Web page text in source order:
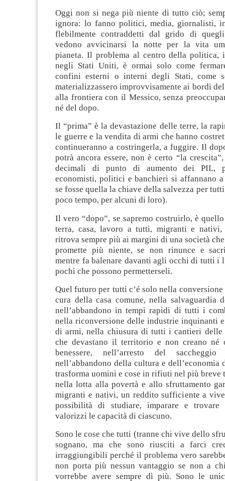
Oggi non si nega più niente di tutto ciò;
ignora: lo fanno politici, media, giornalisti,
flebilmente contraddetti dal grido di
vedono avvicinarsi la notte per la vita
pianeta. Il problema al centro della politica,
negli Stati Uniti, è ormai solo come
confini esterni o interni degli Stati, come
materializzassero improvvisamente ai bordi
alla frontiera con il Messico, senza
né del dopo.
Il “prima” è la devastazione delle terre, la
le guerre e la vendita di armi che hanno
continueranno a costringerla, a fuggire. Il
potrà ancora essere, non è certo “la
decimali di punto di aumento dei PIL,
economisti, politici e banchieri si affannano a
se fosse quella la chiave della salvezza per
poco tempo, per alcuni di loro).
Il vero “dopo”, se sapremo costruirlo, è
terra, casa, lavoro a tutti, migranti e
ritrova sempre più ai margini di una società
promette più niente, se non rinunce e
mentre fa balenare davanti agli occhi di tutti i
pochi che possono permetterseli.
Quel futuro per tutti c’é solo nella
cura della casa comune, nella salvaguardia
nell’abbandono in tempi rapidi di tutti i
nella riconversione delle industrie inquinanti
di armi, nella chiusura di tutti i cantieri delle
che devastano il territorio e non creano né
benessere, nell’arresto del
nell’abbandono della cultura e dell’economia
trasforma uomini e cose in rifiuti nel più breve
nella lotta alla povertà e allo sfruttamento
migranti e nativi, un reddito sufficiente a
possibilità di studiare, imparare e
valorizzi le capacità di ciascuno.
Sono le cose che tutti (tranne chi vive dello
sognano, ma che sono riusciti a farci
irraggiungibili perché il problema vero
non porta più nessun vantaggio se non a
vorrebbe avere sempre dì più. Sono le